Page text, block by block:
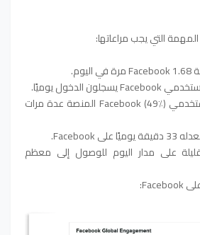
التي يجب مراعاتها:
3. يزور حوالي نصف مستخدمي Facebook (49٪) المنصة عدة مرات
على مدار اليوم للوصول إلى معظم